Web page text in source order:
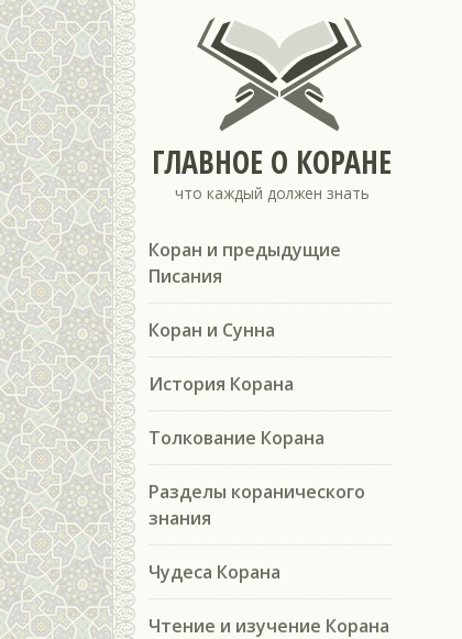
ГЛАВНОЕ О КОРАНЕ
что каждый должен знать
Коран и предыдущие
Писания
Коран и Сунна
История Корана
Толкование Корана
Разделы коранического
знания
Чудеса Корана
Чтение и изучение Корана